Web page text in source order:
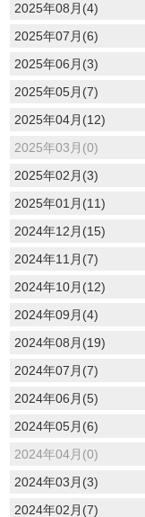
2025年08月(4)
2025年07月(6)
2025年06月(3)
2025年05月(7)
2025年04月(12)
2025年03月(0)
2025年02月(3)
2025年01月(11)
2024年12月(15)
2024年11月(7)
2024年10月(12)
2024年09月(4)
2024年08月(19)
2024年07月(7)
2024年06月(5)
2024年05月(6)
2024年04月(0)
2024年03月(3)
2024年02月(7)